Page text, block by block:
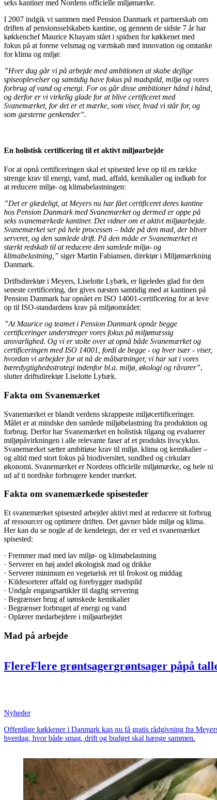
seks kantiner med Nordens officielle miljømærke.
I 2007 indgik vi sammen med Pension Danmark et partnerskab om
driften af pensionsselskabets kantine, og gennem de sidste 7 år har
køkkenchef Maurice Khayam stået i spidsen for køkkenet med
fokus på at forene velsmag og værtskab med innovation og omtanke
for klima og miljø:
”Hver dag går vi på arbejde med ambitionen at skabe dejlige
spiseoplevelser og samtidig have fokus på madspild, miljø og vores
forbrug af vand og energi. For os går disse ambitioner hånd i hånd,
og derfor er vi virkelig glade for at blive certificeret med
Svanemærket, for det er et mærke, som viser, hvad vi står for, og
som gæsterne genkender”.
En holistisk certificering til et aktivt miljøarbejde
For at opnå certificeringen skal et spisested leve op til en række
strenge krav til energi, vand, mad, affald, kemikalier og indkøb for
at reducere miljø- og klimabelastningen:
”Det er glædeligt, at Meyers nu har fået certificeret deres kantine
hos Pension Danmark med Svanemærket og dermed er oppe på
seks svanemærkede kantiner. Det vidner om et aktivt miljøarbejde.
Svanemærket ser på hele processen – både på den mad, der bliver
serveret, og den samlede drift. På den måde er Svanemærket et
stærkt redskab til at reducere den samlede miljø- og
klimabelastning,” siger Martin Fabiansen, direktør i Miljømærkning
Danmark.
Driftsdirektør i Meyers, Liselotte Lybæk, er ligeledes glad for den
seneste certificering, der gives næsten samtidig med at kantinen på
Pension Danmark har opnået en ISO 14001-certificering for at leve
op til ISO-standardens krav på miljøområdet:
”At Maurice og teamet i Pension Danmark opnår begge
certificeringer understreger vores fokus på miljømæssig
ansvarlighed. Og vi er stolte over at opnå både Svanemærket og
certificeringen med ISO 14001, fordi de begge - og hver især - viser,
hvordan vi arbejder for at nå de målsætninger, vi har sat i vores
bæredygtighedsstrategi indenfor bl.a. miljø, økologi og råvarer”,
slutter driftsdirektør Liselotte Lybæk.
Fakta om Svanemærket
Svanemærket er blandt verdens skrappeste miljøcertificeringer.
Målet er at mindske den samlede miljøbelastning fra produktion og
forbrug. Derfor har Svanemærket en holistisk tilgang og evaluerer
miljøpåvirkningen i alle relevante faser af et produkts livscyklus.
Svanemærket sætter ambitiøse krav til miljø, klima og kemikalier –
og altid med stort fokus på biodiversitet, sundhed og cirkulær
økonomi. Svanemærket er Nordens officielle miljømærke, og hele ni
ud af ti nordiske forbrugere kender mærket.
Fakta om svanemærkede spisesteder
Et svanemærket spisested arbejder aktivt med at reducere sit forbrug
af ressourcer og optimere driften. Det gavner både miljø og klima.
Her kan du se nogle af de kendetegn, der er ved et svanemærket
spisested:
· Fremmer mad med lav miljø- og klimabelastning
· Serverer en høj andel økologisk mad og drikke
· Serverer minimum en vegetarisk ret til frokost og middag
· Kildesorterer affald og forebygger madspild
· Undgår engangsartikler til daglig servering
· Begrænser brug af uønskede kemikalier
· Begrænser forbruget af energi og vand
· Oplærer medarbejdere i miljøarbejdet
Mad på arbejde
FlereFlere grøntsagergrøntsager påpå
Nyheder
Offentlige køkkener i Danmark kan nu få gratis rådgivning fra
hverdag, hvor både smag, drift og budget skal hænge sammen.